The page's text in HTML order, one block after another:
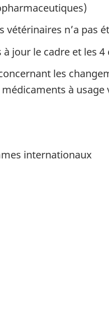
n’a pas
jour le cadre et les
les
à
internationaux